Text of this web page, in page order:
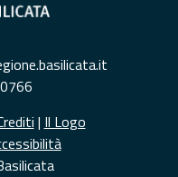
| Il Logo